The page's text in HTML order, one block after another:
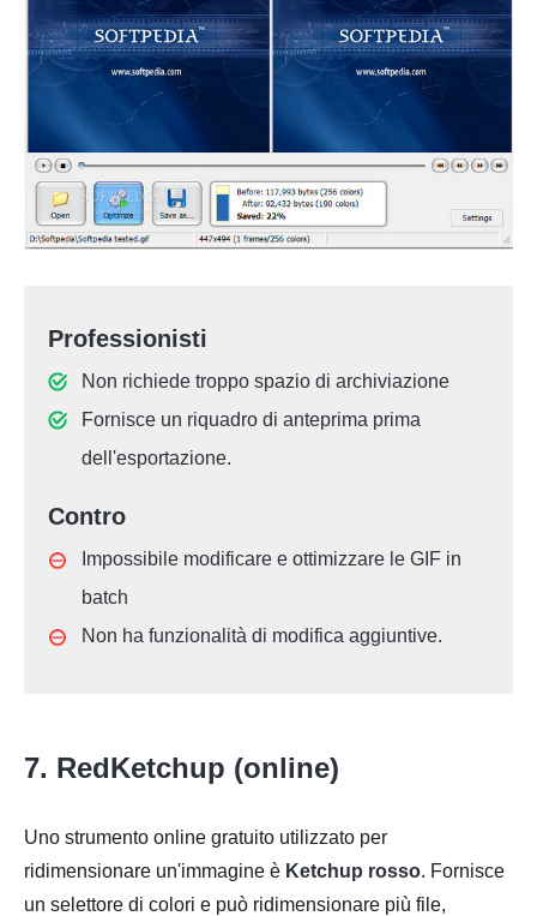
Professionisti
Non richiede troppo spazio di archiviazione
Fornisce un riquadro di anteprima prima
dell'esportazione.
Contro
Impossibile modificare e ottimizzare le GIF in
batch
Non ha funzionalità di modifica aggiuntive.
7. RedKetchup (online)
Uno strumento online gratuito utilizzato per
ridimensionare un'immagine è Ketchup rosso. Fornisce
un selettore di colori e può ridimensionare più file,